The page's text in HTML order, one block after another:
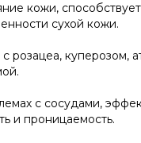
кожи, способствует
сухой кожи.
розацеа, куперозом,
с сосудами,
и проницаемость.